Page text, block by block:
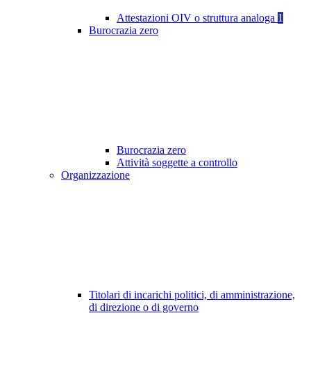
Attestazioni OIV o struttura analoga 1
Burocrazia zero
Burocrazia zero
Attività soggette a controllo
Organizzazione
Titolari di incarichi politici, di amministrazione,
di direzione o di governo